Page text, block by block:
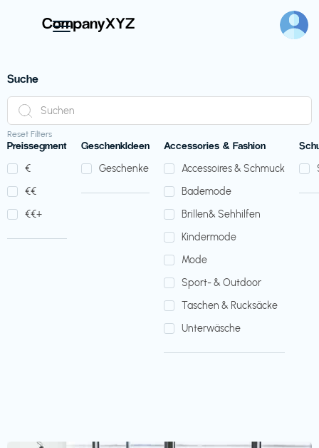
Suche
Reset Filters
Preissegment
€‎
€‎€‎
€‎€‎+
GeschenkIdeen
Geschenke
Accessories & Fashion
Accessoires & Schmuck
Bademode
Brillen& Sehhilfen
Kindermode
Mode
Sport- & Outdoor
Taschen & Rucksäcke
Unterwäsche